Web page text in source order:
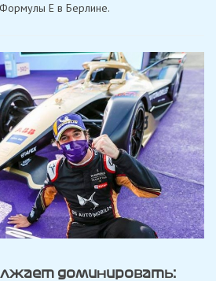
Е в Берлине.
доминировать: